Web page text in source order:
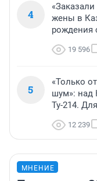
4
жены в
рождения
19 596
5
«Только
шум»: над
Ту-214.
12 239
МНЕНИЕ